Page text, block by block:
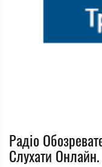
Радіо
Слухати Онлайн.